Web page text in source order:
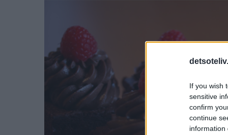
If you wish
sensitive
confirm
continue
information